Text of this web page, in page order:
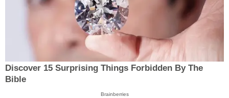
Discover 15 Surprising Things Forbidden By The
Bible
Brainberries